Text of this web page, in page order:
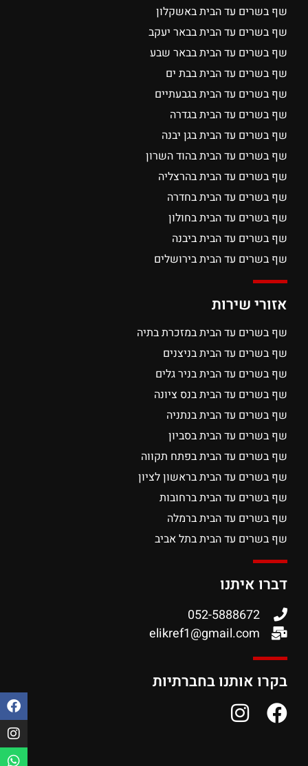
שף בשרים עד הבית באשקלון
שף בשרים עד הבית בבאר יעקב
שף בשרים עד הבית בבאר שבע
שף בשרים עד הבית בבת ים
שף בשרים עד הבית בגבעתיים
שף בשרים עד הבית בגדרה
שף בשרים עד הבית בגן יבנה
שף בשרים עד הבית בהוד השרון
שף בשרים עד הבית בהרצליה
שף בשרים עד הבית בחדרה
שף בשרים עד הבית בחולון
שף בשרים עד הבית ביבנה
שף בשרים עד הבית בירושלים
אזורי שירות
שף בשרים עד הבית במזכרת בתיה
שף בשרים עד הבית בניצנים
שף בשרים עד הבית בניר גלים
שף בשרים עד הבית בנס ציונה
שף בשרים עד הבית בנתניה
שף בשרים עד הבית בסביון
שף בשרים עד הבית בפתח תקווה
שף בשרים עד הבית בראשון לציון
שף בשרים עד הבית ברחובות
שף בשרים עד הבית ברמלה
שף בשרים עד הבית בתל אביב
דברו איתנו
052-5888672
elikref1@gmail.com
בקרו אותנו בחברתיות